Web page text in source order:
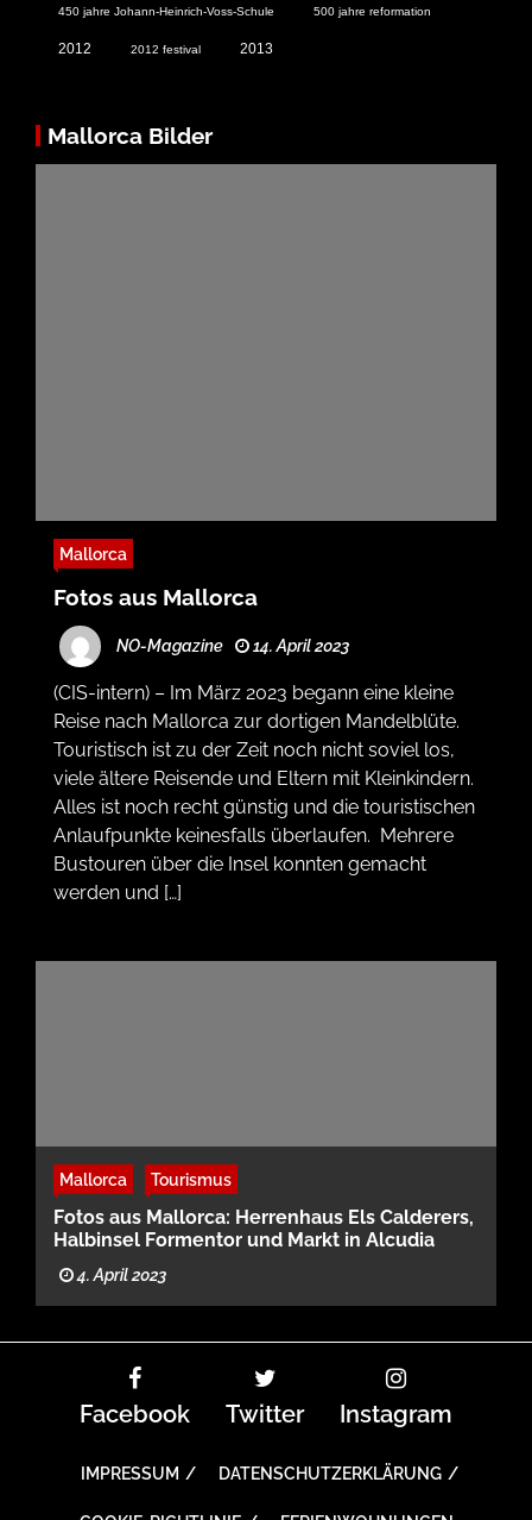
450 jahre Johann-Heinrich-Voss-Schule 500 jahre reformation
2012 2012 festival 2013
Mallorca Bilder
Mallorca
Fotos aus Mallorca
NO-Magazine 14. April 2023
(CIS-intern) – Im März 2023 begann eine kleine
Reise nach Mallorca zur dortigen Mandelblüte.
Touristisch ist zu der Zeit noch nicht soviel los,
viele ältere Reisende und Eltern mit Kleinkindern.
Alles ist noch recht günstig und die touristischen
Anlaufpunkte keinesfalls überlaufen. Mehrere
Bustouren über die Insel konnten gemacht
werden und […]
Mallorca Tourismus
Fotos aus Mallorca: Herrenhaus Els Calderers,
Halbinsel Formentor und Markt in Alcudia
4. April 2023
Facebook Twitter Instagram
IMPRESSUM DATENSCHUTZERKLÄRUNG